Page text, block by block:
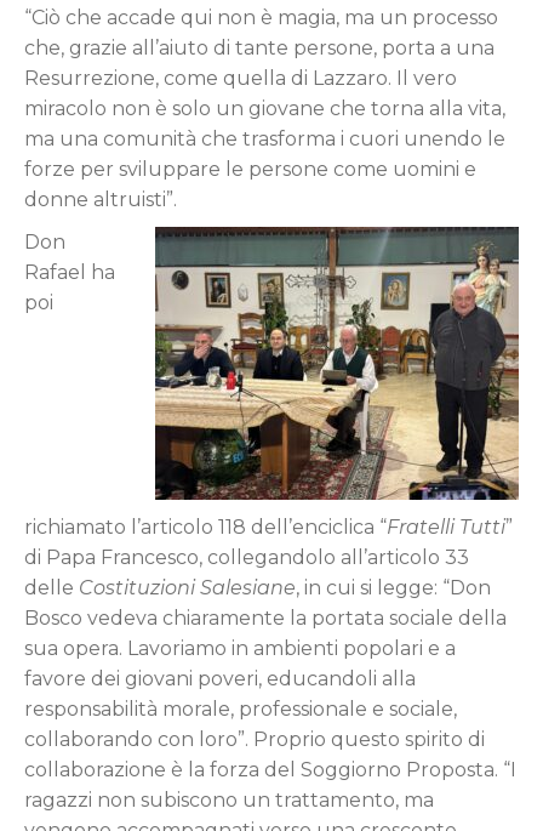
“Ciò che accade qui non è magia, ma un processo
che, grazie all’aiuto di tante persone, porta a una
Resurrezione, come quella di Lazzaro. Il vero
miracolo non è solo un giovane che torna alla vita,
ma una comunità che trasforma i cuori unendo le
forze per sviluppare le persone come uomini e
donne altruisti”.
Don
Rafael ha
poi
richiamato l’articolo 118 dell’enciclica “Fratelli Tutti”
di Papa Francesco, collegandolo all’articolo 33
delle Costituzioni Salesiane, in cui si legge: “Don
Bosco vedeva chiaramente la portata sociale della
sua opera. Lavoriamo in ambienti popolari e a
favore dei giovani poveri, educandoli alla
responsabilità morale, professionale e sociale,
collaborando con loro”. Proprio questo spirito di
collaborazione è la forza del Soggiorno Proposta. “I
ragazzi non subiscono un trattamento, ma